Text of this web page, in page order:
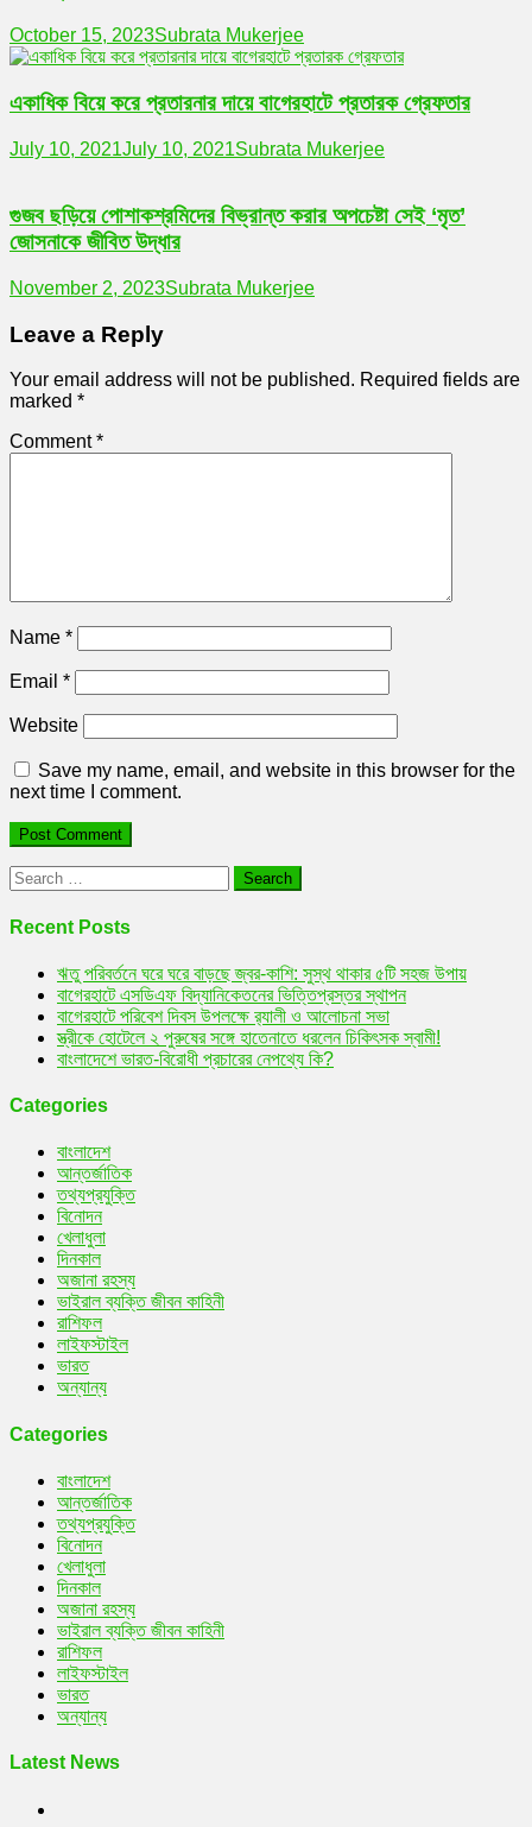
October 15, 2023Subrata Mukerjee
একাধিক বিয়ে করে প্রতারনার দায়ে বাগেরহাটে প্রতারক গ্রেফতার
July 10, 2021July 10, 2021Subrata Mukerjee
গুজব ছড়িয়ে পোশাকশ্রমিদের বিভ্রান্ত করার অপচেষ্টা সেই ‘মৃত’
জোসনাকে জীবিত উদ্ধার
November 2, 2023Subrata Mukerjee
Leave a Reply
Your email address will not be published. Required fields are
marked *
Comment*
Name *
Email *
Website
Save my name, email, and website in this browser for the
next time I comment.
Search
for:
Recent Posts
ঋতু পরিবর্তনে ঘরে ঘরে বাড়ছে জ্বর-কাশি: সুস্থ থাকার ৫টি সহজ উপায়
বাগেরহাটে এসডিএফ বিদ্যানিকেতনের ভিত্তিপ্রস্তর স্থাপন
বাগেরহাটে পরিবেশ দিবস উপলক্ষে র‌্যালী ও আলোচনা সভা
স্ত্রীকে হোটেলে ২ পুরুষের সঙ্গে হাতেনাতে ধরলেন চিকিৎসক স্বামী!
বাংলাদেশে ভারত-বিরোধী প্রচারের নেপথ্যে কি?
Categories
বাংলাদেশ
আন্তর্জাতিক
তথ্যপ্রযুক্তি
বিনোদন
খেলাধুলা
দিনকাল
অজানা রহস্য
ভাইরাল ব্যক্তি জীবন কাহিনী
রাশিফল
লাইফস্টাইল
ভারত
অন্যান্য
Categories
বাংলাদেশ
আন্তর্জাতিক
তথ্যপ্রযুক্তি
বিনোদন
খেলাধুলা
দিনকাল
অজানা রহস্য
ভাইরাল ব্যক্তি জীবন কাহিনী
রাশিফল
লাইফস্টাইল
ভারত
অন্যান্য
Latest News